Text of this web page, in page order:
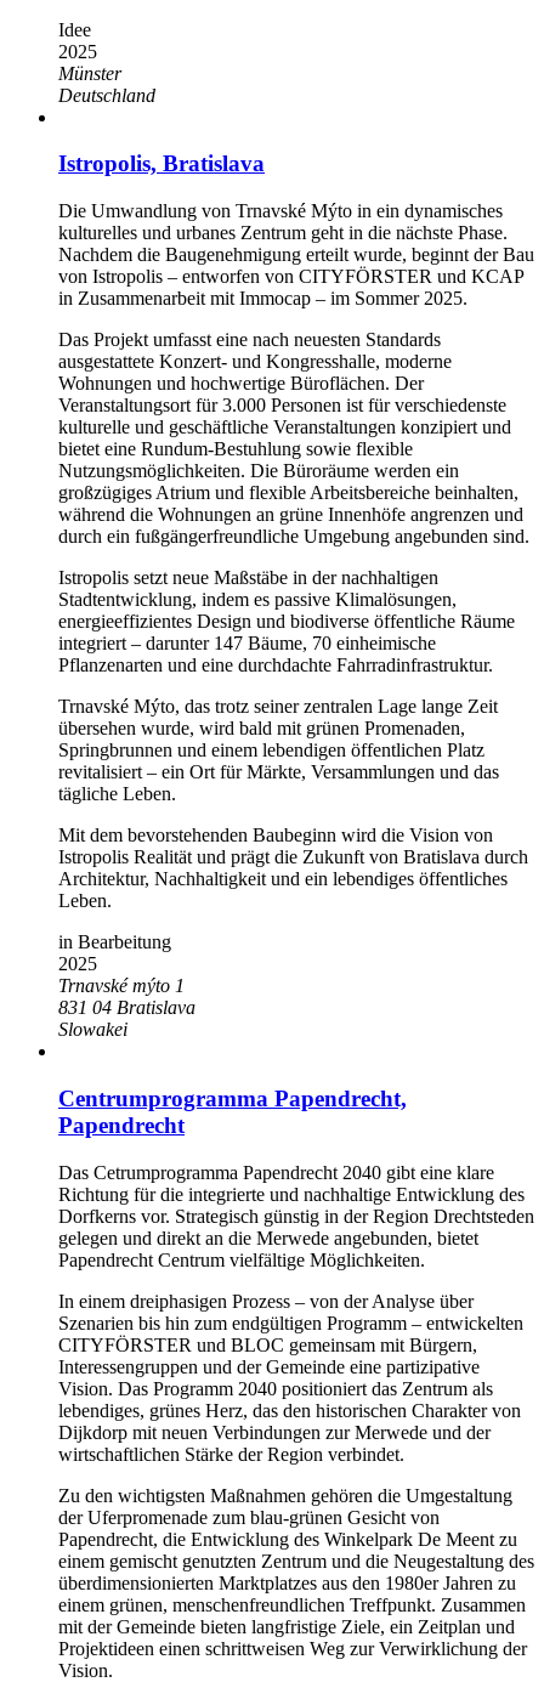
Idee
2025
Münster
Deutschland
Istropolis, Bratislava
Die Umwandlung von Trnavské Mýto in ein dynamisches
kulturelles und urbanes Zentrum geht in die nächste Phase.
Nachdem die Baugenehmigung erteilt wurde, beginnt der Bau
von Istropolis – entworfen von CITYFÖRSTER und KCAP
in Zusammenarbeit mit Immocap – im Sommer 2025.
Das Projekt umfasst eine nach neuesten Standards
ausgestattete Konzert- und Kongresshalle, moderne
Wohnungen und hochwertige Büroflächen. Der
Veranstaltungsort für 3.000 Personen ist für verschiedenste
kulturelle und geschäftliche Veranstaltungen konzipiert und
bietet eine Rundum-Bestuhlung sowie flexible
Nutzungsmöglichkeiten. Die Büroräume werden ein
großzügiges Atrium und flexible Arbeitsbereiche beinhalten,
während die Wohnungen an grüne Innenhöfe angrenzen und
durch ein fußgängerfreundliche Umgebung angebunden sind.
Istropolis setzt neue Maßstäbe in der nachhaltigen
Stadtentwicklung, indem es passive Klimalösungen,
energieeffizientes Design und biodiverse öffentliche Räume
integriert – darunter 147 Bäume, 70 einheimische
Pflanzenarten und eine durchdachte Fahrradinfrastruktur.
Trnavské Mýto, das trotz seiner zentralen Lage lange Zeit
übersehen wurde, wird bald mit grünen Promenaden,
Springbrunnen und einem lebendigen öffentlichen Platz
revitalisiert – ein Ort für Märkte, Versammlungen und das
tägliche Leben.
Mit dem bevorstehenden Baubeginn wird die Vision von
Istropolis Realität und prägt die Zukunft von Bratislava durch
Architektur, Nachhaltigkeit und ein lebendiges öffentliches
Leben.
in Bearbeitung
2025
Trnavské mýto 1
831 04 Bratislava
Slowakei
Centrumprogramma Papendrecht,
Papendrecht
Das Cetrumprogramma Papendrecht 2040 gibt eine klare
Richtung für die integrierte und nachhaltige Entwicklung des
Dorfkerns vor. Strategisch günstig in der Region Drechtsteden
gelegen und direkt an die Merwede angebunden, bietet
Papendrecht Centrum vielfältige Möglichkeiten.
In einem dreiphasigen Prozess – von der Analyse über
Szenarien bis hin zum endgültigen Programm – entwickelten
CITYFÖRSTER und BLOC gemeinsam mit Bürgern,
Interessengruppen und der Gemeinde eine partizipative
Vision. Das Programm 2040 positioniert das Zentrum als
lebendiges, grünes Herz, das den historischen Charakter von
Dijkdorp mit neuen Verbindungen zur Merwede und der
wirtschaftlichen Stärke der Region verbindet.
Zu den wichtigsten Maßnahmen gehören die Umgestaltung
der Uferpromenade zum blau-grünen Gesicht von
Papendrecht, die Entwicklung des Winkelpark De Meent zu
einem gemischt genutzten Zentrum und die Neugestaltung des
überdimensionierten Marktplatzes aus den 1980er Jahren zu
einem grünen, menschenfreundlichen Treffpunkt. Zusammen
mit der Gemeinde bieten langfristige Ziele, ein Zeitplan und
Projektideen einen schrittweisen Weg zur Verwirklichung der
Vision.